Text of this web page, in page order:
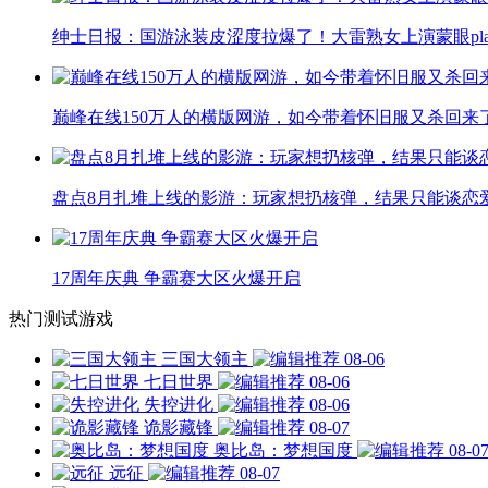
绅士日报：国游泳装皮涩度拉爆了！大雷熟女上演蒙眼
巅峰在线150万人的横版网游，如今带着怀旧服又杀回来
盘点8月扎堆上线的影游：玩家想扔核弹，结果只能谈恋
17周年庆典 争霸赛大区火爆开启
热门测试游戏
三国大领主
08-06
七日世界
08-06
失控进化
08-06
诡影藏锋
08-07
奥比岛：梦想国度
08-07
远征
08-07